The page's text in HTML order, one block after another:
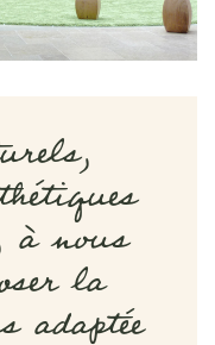
à nous
la